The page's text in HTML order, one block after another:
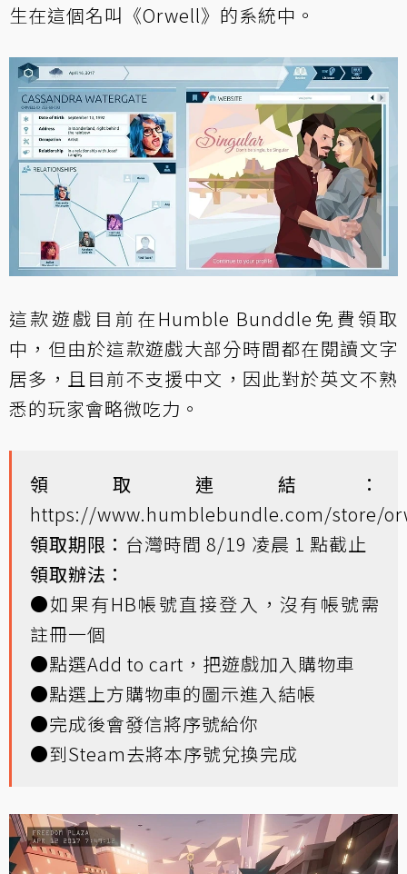
生在這個名叫《Orwell》的系統中。
這款遊戲目前在Humble Bunddle免費領取
中，但由於這款遊戲大部分時間都在閱讀文字
居多，且目前不支援中文，因此對於英文不熟
悉的玩家會略微吃力。
領取連結：
https://www.humblebundle.com/store/
領取期限： 台灣時間 8/19 凌晨 1 點截止
領取辦法：
●如果有HB帳號直接登入，沒有帳號需
註冊一個
●點選Add to cart，把遊戲加入購物車
●點選上方購物車的圖示進入結帳
●完成後會發信將序號給你
●到Steam去將本序號兌換完成